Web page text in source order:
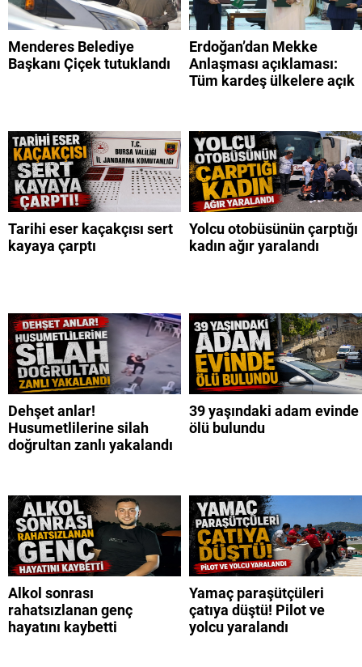
Menderes Belediye
Başkanı Çiçek tutuklandı
Erdoğan’dan Mekke
Anlaşması açıklaması:
Tüm kardeş ülkelere açık
Tarihi eser kaçakçısı sert
kayaya çarptı
Yolcu otobüsünün çarptığı
kadın ağır yaralandı
Dehşet anlar!
Husumetlilerine silah
doğrultan zanlı yakalandı
39 yaşındaki adam evinde
ölü bulundu
Alkol sonrası
rahatsızlanan genç
hayatını kaybetti
Yamaç paraşütçüleri
çatıya düştü! Pilot ve
yolcu yaralandı